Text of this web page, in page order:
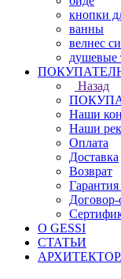
кнопки
ванны
велнес
душевые
Назад
Наши
Наши
Оплата
Доставка
Возврат
Договор-
О GESSI
СТАТЬИ